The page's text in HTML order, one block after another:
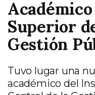
Superior
Gestión
Tuvo lugar una
académico del